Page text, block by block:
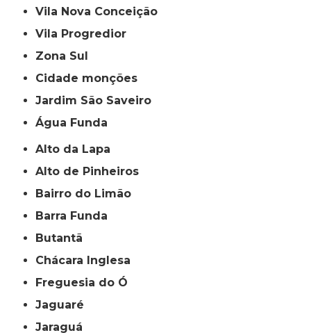
Vila Nova Conceição
Vila Progredior
Zona Sul
cidade monções
jardim São Saveiro
Água Funda
Alto da Lapa
Alto de Pinheiros
Bairro do Limão
Barra Funda
Butantã
Chácara Inglesa
Freguesia do Ó
Jaguaré
Jaraguá